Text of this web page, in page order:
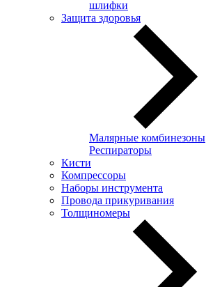
шлифки
Защита здоровья
Малярные комбинезоны
Респираторы
Кисти
Компрессоры
Наборы инструмента
Провода прикуривания
Толщиномеры